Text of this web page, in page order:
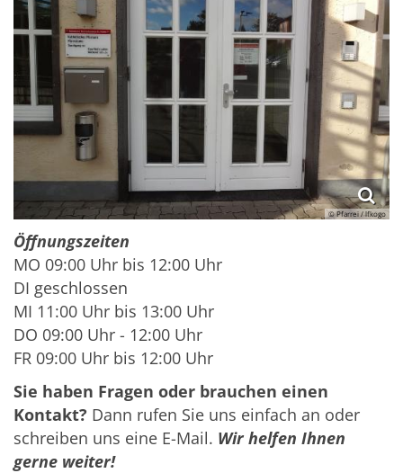
© Pfarrei / lfkogo
Öffnungszeiten
MO 09:00 Uhr bis 12:00 Uhr
DI geschlossen
MI 11:00 Uhr bis 13:00 Uhr
DO 09:00 Uhr - 12:00 Uhr
FR 09:00 Uhr bis 12:00 Uhr
Sie haben Fragen oder brauchen einen
Kontakt? Dann rufen Sie uns einfach an oder
schreiben uns eine E-Mail. Wir helfen Ihnen
gerne weiter!